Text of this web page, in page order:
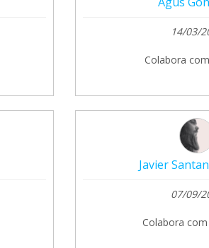
14/03/
Colabora com
Javier
07/09/
Colabora com